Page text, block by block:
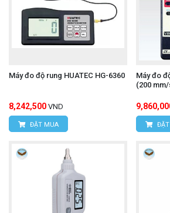
Máy đo độ rung HUATEC HG-6360
8,242,500 VND
ĐẶT MUA
Máy đo
(200 mm/